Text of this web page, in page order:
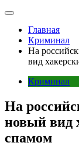
Главная
Криминал
На
вид
Криминал
На
новый вид
спамом